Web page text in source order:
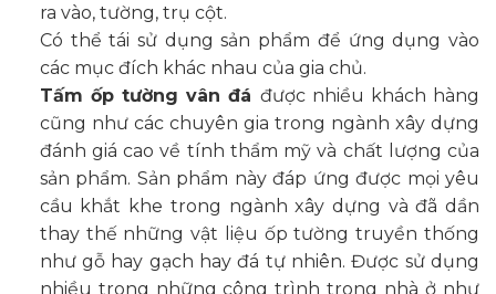
ra vào, tường, trụ cột.
Có thể tái sử dụng sản phẩm để ứng dụng vào
các mục đích khác nhau của gia chủ.
Tấm ốp tường vân đá được nhiều khách hàng
cũng như các chuyên gia trong ngành xây dựng
đánh giá cao về tính thẩm mỹ và chất lượng của
sản phẩm. Sản phẩm này đáp ứng được mọi yêu
cầu khắt khe trong ngành xây dựng và đã dần
thay thế những vật liệu ốp tường truyền thống
như gỗ hay gạch hay đá tự nhiên. Được sử dụng
nhiều trong những công trình trong nhà ở như